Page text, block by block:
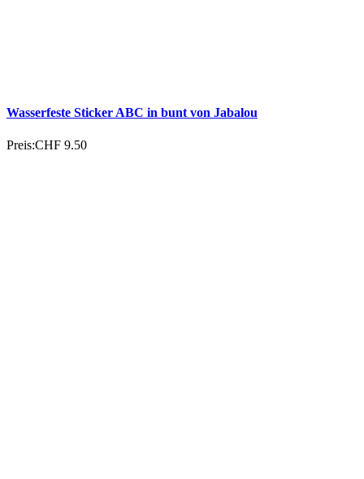
Wasserfeste Sticker ABC in bunt von Jabalou
Preis:CHF 9.50